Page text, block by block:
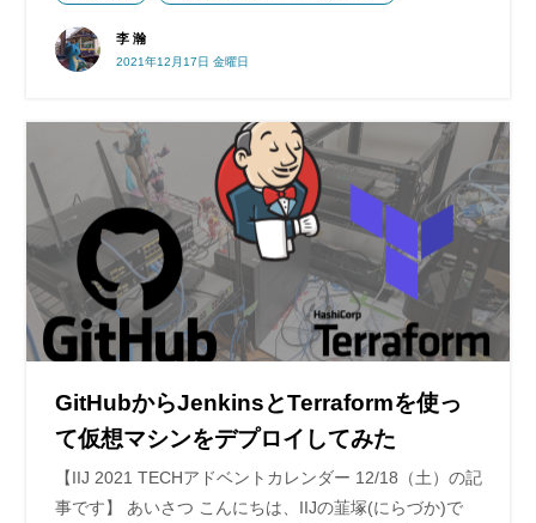
李 瀚
2021年12月17日 金曜日
GitHubからJenkinsとTerraformを使っ
て仮想マシンをデプロイしてみた
【IIJ 2021 TECHアドベントカレンダー 12/18（土）の記
事です】 あいさつ こんにちは、IIJの韮塚(にらづか)で